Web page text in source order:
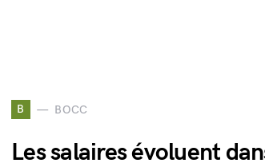
B BOCC
Les salaires évoluent